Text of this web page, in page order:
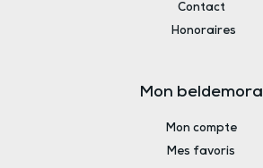
Contact
Honoraires
Mon beldemora
Mon compte
Mes favoris